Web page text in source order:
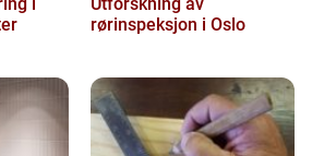
rørinspeksjon i Oslo